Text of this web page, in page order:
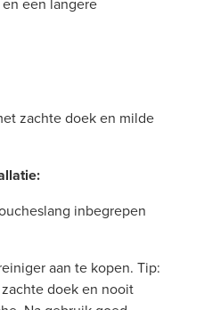
zachte doek en milde
inbegrepen
aan te kopen. Tip:
doek en nooit